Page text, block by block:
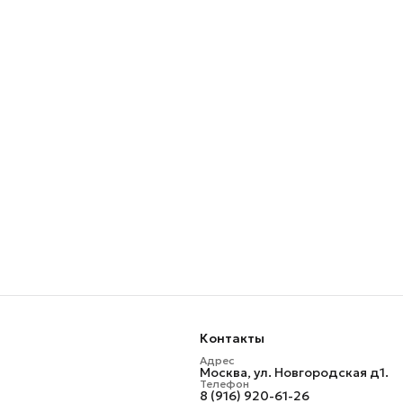
Контакты
Адрес
Москва, ул. Новгородская д1.
Телефон
8 (916) 920-61-26